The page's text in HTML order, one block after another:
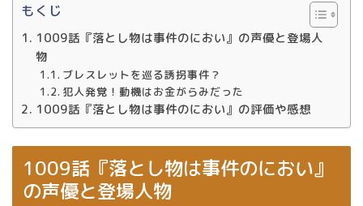
もくじ
1009話『落とし物は事件のにおい』の声優と登場人
物
ブレスレットを巡る誘拐事件？
犯人発覚！動機はお金がらみだった
1009話『落とし物は事件のにおい』の評価や感想
1009話『落とし物は事件のにおい』
の声優と登場人物